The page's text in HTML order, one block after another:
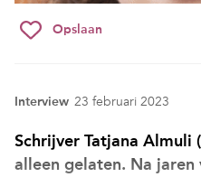
Opslaan
Interview 23 februari 2023
Schrijver Tatjana Almuli
alleen gelaten. Na jaren